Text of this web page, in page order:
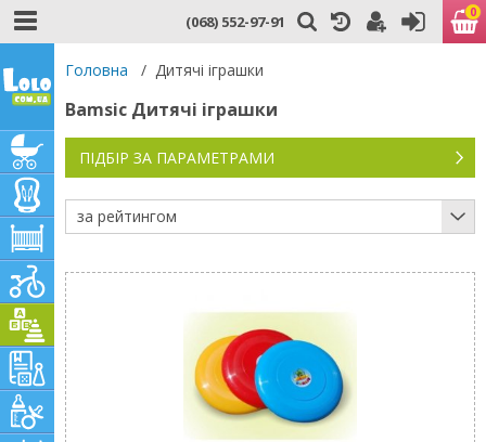
(068) 552-97-91 0
Головна / Дитячі іграшки
Bamsic Дитячі іграшки
ПІДБІР ЗА ПАРАМЕТРАМИ
за рейтингом